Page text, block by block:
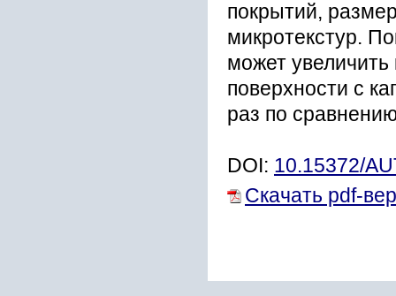
покрытий,
микротекстур.
может
поверхности с
раз по
DOI: 10.15372/
Скачать pdf-